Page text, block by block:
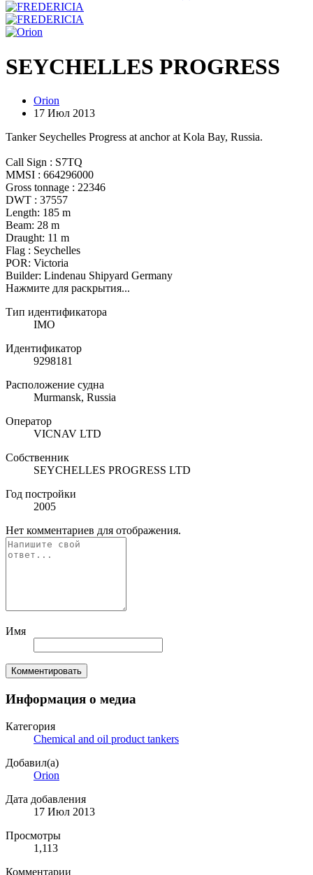
SEYCHELLES PROGRESS
Orion
17 Июл 2013
Tanker Seychelles Progress at anchor at Kola Bay, Russia.
Call Sign : S7TQ
MMSI : 664296000
Gross tonnage : 22346
DWT : 37557
Length: 185 m
Beam: 28 m
Draught: 11 m
Flag : Seychelles
POR: Victoria
Builder: Lindenau Shipyard Germany
Нажмите для раскрытия...
Тип идентификатора
IMO
Идентификатор
9298181
Расположение судна
Murmansk, Russia
Оператор
VICNAV LTD
Собственник
SEYCHELLES PROGRESS LTD
Год постройки
2005
Нет комментариев для отображения.
Имя
Комментировать
Информация о медиа
Категория
Chemical and oil product tankers
Добавил(а)
Orion
Дата добавления
17 Июл 2013
Просмотры
1,113
Комментарии